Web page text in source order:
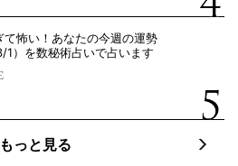
て怖い！あなたの今週の運勢
1）を数秘術占いで占います
もっと見る